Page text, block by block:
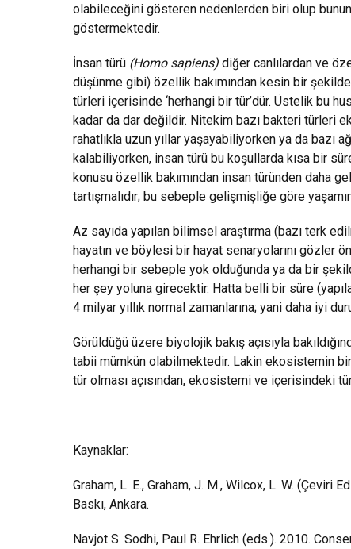
olabileceğini gösteren nedenlerden biri olup bunun
göstermektedir.
İnsan türü (Homo sapiens) diğer canlılardan ve
düşünme gibi) özellik bakımından kesin bir
türleri içerisinde ‘herhangi bir tür’dür. Üstelik bu
kadar da dar değildir. Nitekim bazı bakteri türleri
rahatlıkla uzun yıllar yaşayabiliyorken ya da bazı
kalabiliyorken, insan türü bu koşullarda kısa bir
konusu özellik bakımından insan türünden daha
tartışmalıdır; bu sebeple gelişmişliğe göre
Az sayıda yapılan bilimsel araştırma (bazı terk
hayatın ve böylesi bir hayat senaryolarını gözler
herhangi bir sebeple yok olduğunda ya da bir
her şey yoluna girecektir. Hatta belli bir süre
4 milyar yıllık normal zamanlarına; yani daha iyi
Görüldüğü üzere biyolojik bakış açısıyla
tabii mümkün olabilmektedir. Lakin ekosistemin
tür olması açısından, ekosistemi ve içerisindeki
Kaynaklar:
Graham, L. E., Graham, J. M., Wilcox, L. W. (Çeviri
Baskı, Ankara.
Navjot S. Sodhi, Paul R. Ehrlich (eds.). 2010.